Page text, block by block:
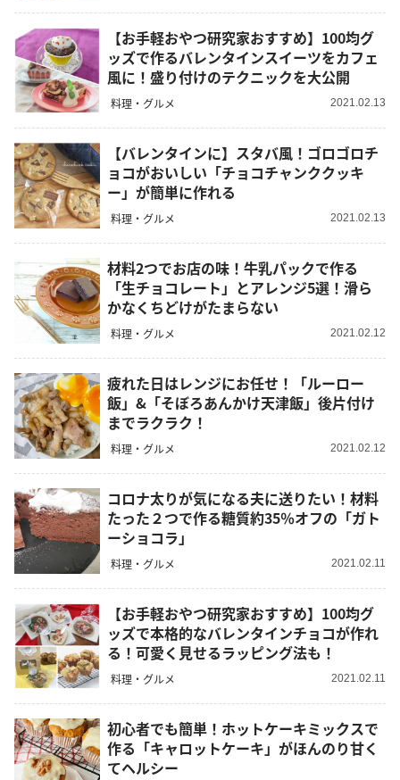
【お手軽おやつ研究家おすすめ】100均グ
ッズで作るバレンタインスイーツをカフェ
風に！盛り付けのテクニックを大公開
料理・グルメ 2021.02.13
【バレンタインに】スタバ風！ゴロゴロチ
ョコがおいしい「チョコチャンククッキ
ー」が簡単に作れる
料理・グルメ 2021.02.13
材料2つでお店の味！牛乳パックで作る
「生チョコレート」とアレンジ5選！滑ら
かなくちどけがたまらない
料理・グルメ 2021.02.12
疲れた日はレンジにお任せ！「ルーロー
飯」&「そぼろあんかけ天津飯」後片付け
までラクラク！
料理・グルメ 2021.02.12
コロナ太りが気になる夫に送りたい！材料
たった２つで作る糖質約35％オフの「ガト
ーショコラ」
料理・グルメ 2021.02.11
【お手軽おやつ研究家おすすめ】100均グ
ッズで本格的なバレンタインチョコが作れ
る！可愛く見せるラッピング法も！
料理・グルメ 2021.02.11
初心者でも簡単！ホットケーキミックスで
作る「キャロットケーキ」がほんのり甘く
てヘルシー